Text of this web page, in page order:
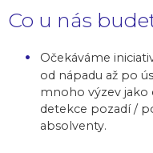
Co u nás
Očekáváme
od nápadu až po
mnoho výzev
detekce pozadí /
absolventy.